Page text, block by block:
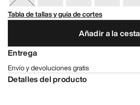
Tabla de tallas y guía de cortes
Añadir a la cesta
Entrega
Envío y devoluciones gratis
Detalles del producto